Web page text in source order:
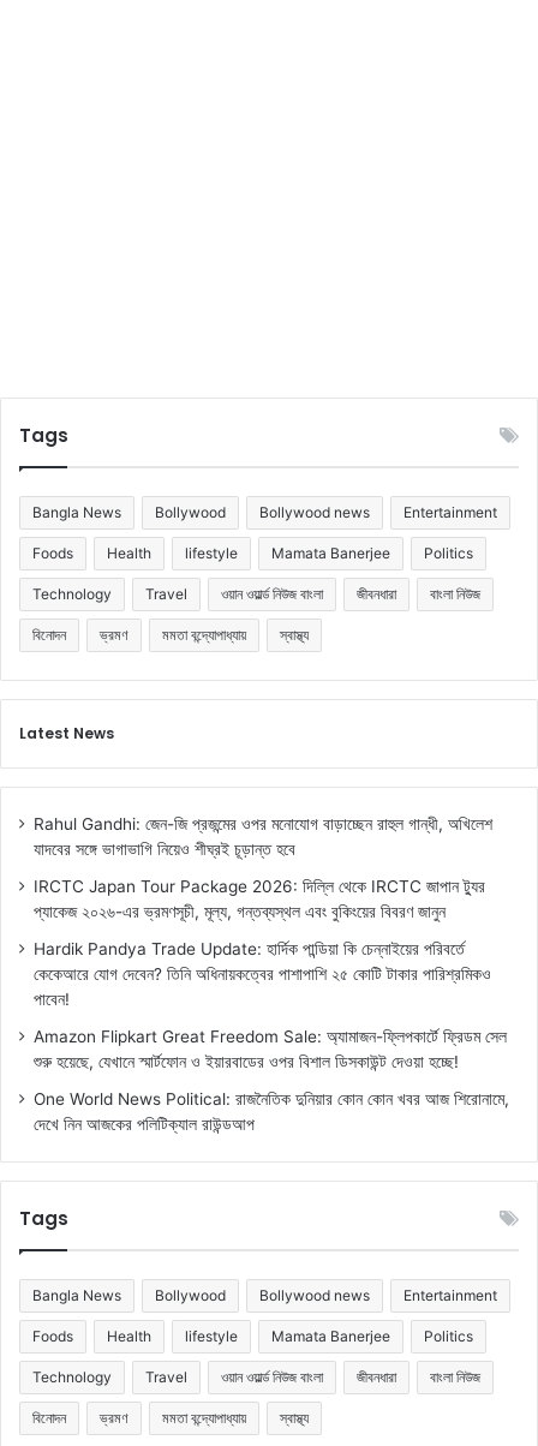
Tags
Bangla News Bollywood Bollywood news Entertainment
Foods Health lifestyle Mamata Banerjee Politics
Technology Travel ওয়ান ওয়ার্ল্ড নিউজ বাংলা জীবনধারা বাংলা নিউজ
বিনোদন ভ্রমণ মমতা বন্দ্যোপাধ্যায় স্বাস্থ্য
Latest News
Rahul Gandhi: জেন-জি প্রজন্মের ওপর মনোযোগ বাড়াচ্ছেন রাহুল গান্ধী, অখিলেশ
যাদবের সঙ্গে ভাগাভাগি নিয়েও শীঘ্রই চূড়ান্ত হবে
IRCTC Japan Tour Package 2026: দিল্লি থেকে IRCTC জাপান ট্যুর
প্যাকেজ ২০২৬-এর ভ্রমণসূচী, মূল্য, গন্তব্যস্থল এবং বুকিংয়ের বিবরণ জানুন
Hardik Pandya Trade Update: হার্দিক পান্ডিয়া কি চেন্নাইয়ের পরিবর্তে
কেকেআরে যোগ দেবেন? তিনি অধিনায়কত্বের পাশাপাশি ২৫ কোটি টাকার পারিশ্রমিকও
পাবেন!
Amazon Flipkart Great Freedom Sale: অ্যামাজন-ফ্লিপকার্টে ফ্রিডম সেল
শুরু হয়েছে, যেখানে স্মার্টফোন ও ইয়ারবাডের ওপর বিশাল ডিসকাউন্ট দেওয়া হচ্ছে!
One World News Political: রাজনৈতিক দুনিয়ার কোন কোন খবর আজ শিরোনামে,
দেখে নিন আজকের পলিটিক্যাল রাউন্ডআপ
Tags
Bangla News Bollywood Bollywood news Entertainment
Foods Health lifestyle Mamata Banerjee Politics
Technology Travel ওয়ান ওয়ার্ল্ড নিউজ বাংলা জীবনধারা বাংলা নিউজ
বিনোদন ভ্রমণ মমতা বন্দ্যোপাধ্যায় স্বাস্থ্য